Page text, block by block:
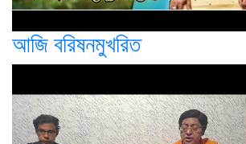
আজি বরিষনমুখরিত